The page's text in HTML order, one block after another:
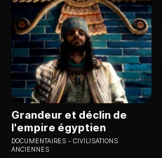
Grandeur et déclin de
l'empire égyptien
DOCUMENTAIRES
CIVILISATIONS
ANCIENNES